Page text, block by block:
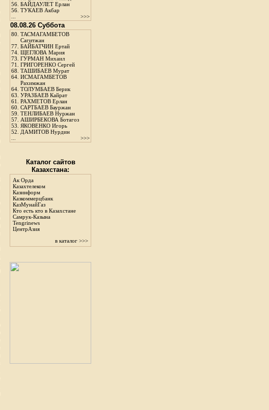
56. БАЙДАУЛЕТ Ерлан
56. ТУКАЕВ Акбар
>>>
08.08.26 Суббота
80. ТАСМАГАМБЕТОВ
Сагитжан
77. БАЙБАТЧИН Ертай
74. ЩЕГЛОВА Мария
73. ГУРМАН Михаил
71. ГРИГОРЕНКО Сергей
68. ТАШИБАЕВ Мурат
64. ИСМАГАМБЕТОВ
Рахимжан
64. ТОЛУМБАЕВ Берик
63. УРАЗБАЕВ Кайрат
61. РАХМЕТОВ Ерлан
60. САРТБАЕВ Бауржан
59. ТЕНЛИБАЕВ Нуржан
57. АШИРБЕКОВА Ботагоз
53. ЯКОВЕНКО Игорь
52. ДАМИТОВ Нурдин
>>>
Каталог сайтов
Казахстана:
Ак Орда
Казахтелеком
Казинформ
Казкоммерцбанк
КазМунайГаз
Кто есть кто в Казахстане
Самрук-Казына
Tengrinews
ЦентрАзия
в каталог >>>